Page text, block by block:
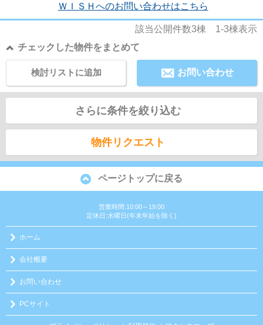
ＷＩＳＨへのお問い合わせはこちら
該当公開件数3棟 1-3棟表示
チェックした物件をまとめて
お問い合わせ
検討リストに追加
さらに条件を絞り込む
物件リクエスト
ページトップに戻る
営業時間:10:00～19:00
定休日:水曜日(年末年始を除く)
ホーム
会社概要
お問い合わせ
PCサイト